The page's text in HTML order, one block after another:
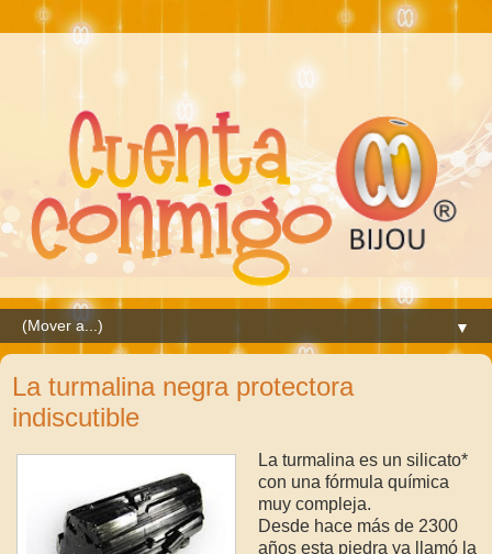
▼
La turmalina negra protectora
indiscutible
La turmalina es un silicato*
con una fórmula química
muy compleja.
Desde hace más de 2300
años esta piedra ya llamó la